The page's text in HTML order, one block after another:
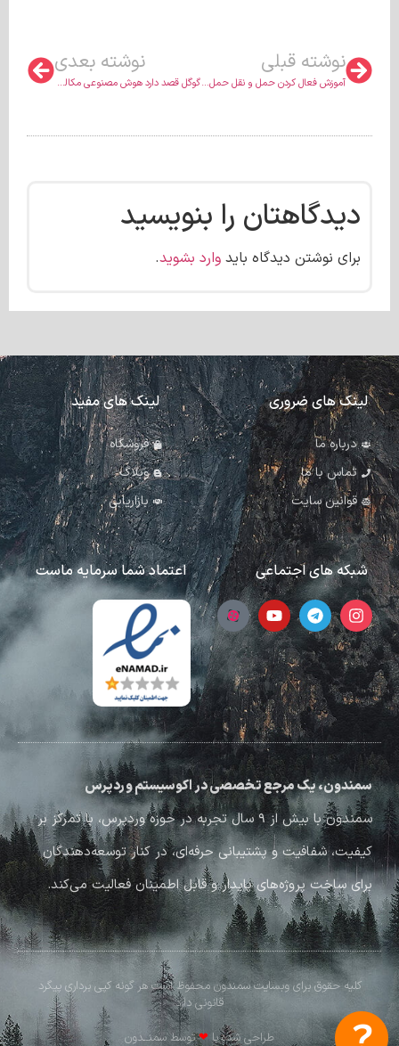
نوشته قبلی
آموزش فعال کردن حمل و نقل حمل دکان
نوشته بعدی
گوگل قصد دارد هوش مصنوعی مکالمه ای را در موتور جستجو ادغام کند
دیدگاهتان را بنویسید
برای نوشتن دیدگاه باید وارد بشوید.
لینک های ضروری
درباره ما
تماس با ما
قوانین سایت
لینک های مفید
فروشگاه
وبلاگ
بازاریابی
شبکه های اجتماعی اعتماد شما سرمایه ماست
سمندون، یک مرجع تخصصی در اکوسیستم وردپرس
سمندون با بیش از ۹ سال تجربه در حوزه وردپرس، با تمرکز بر
کیفیت، شفافیت و پشتیبانی حرفه‌ای، در کنار توسعه‌دهندگان
برای ساخت پروژه‌های پایدار و قابل اطمینان فعالیت می‌کند.
کلیه حقوق برای وبسایت سمندون محفوظ است هر گونه کپی برداری پیگرد
قانونی دارد
طراحی شده با ❤توسط سمنــدون​​